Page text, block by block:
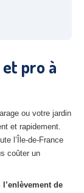
pro à
ou votre jardin
et rapidement.
l’Île-de-France
coûter un
l’enlèvement de